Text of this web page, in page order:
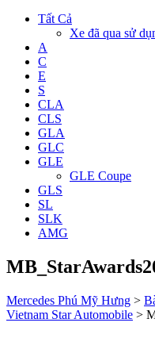
Tất Cả
Xe đã qua sử
A
C
E
S
CLA
CLS
GLA
GLC
GLE
GLE Coupe
GLS
SL
SLK
AMG
Mercedes Phú Mỹ Hưng >
Vietnam Star Automobile >